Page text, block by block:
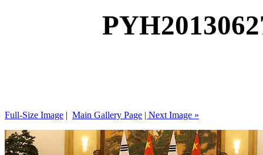
Full-Size Image | Main Gallery Page | Next Image »